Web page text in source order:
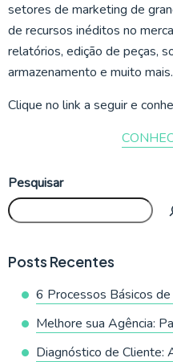
setores de marketing de
de recursos inéditos no
relatórios, edição de peças,
armazenamento e muito mais.
Clique no link a seguir e
Pesquisar
Posts Recentes
6 Processos Básicos
Melhore sua Agência:
Diagnóstico de Cliente: